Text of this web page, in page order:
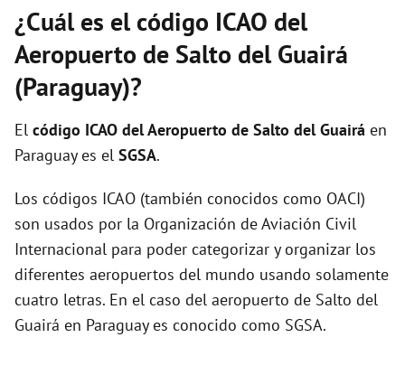
¿Cuál es el código ICAO del
Aeropuerto de Salto del Guairá
(Paraguay)?
El código ICAO delAeropuerto de Salto del Guairá en
Paraguay es el SGSA.
Los códigos ICAO (también conocidos como OACI)
son usados por la Organización de Aviación Civil
Internacional para poder categorizar y organizar los
diferentes aeropuertos del mundo usando solamente
cuatro letras. En el caso del aeropuerto de Salto del
Guairá en Paraguay es conocido como SGSA.